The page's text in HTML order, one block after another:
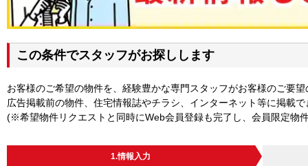
この条件でスタッフがお探しします
お客様のご希望の物件を、経験豊かな専門スタッフがお客様のご要望
広告掲載前の物件、住宅情報誌やチラシ、インターネット等に掲載
(※希望物件リクエストと同時にWeb会員登録も完了し、会員限定物
1.情報入力